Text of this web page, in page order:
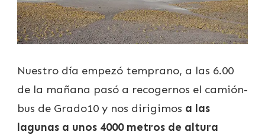
Nuestro día empezó temprano, a las 6.00
de la mañana pasó a recogernos el camión-
bus de Grado10 y nos dirigimos a las
lagunas a unos 4000 metros de altura